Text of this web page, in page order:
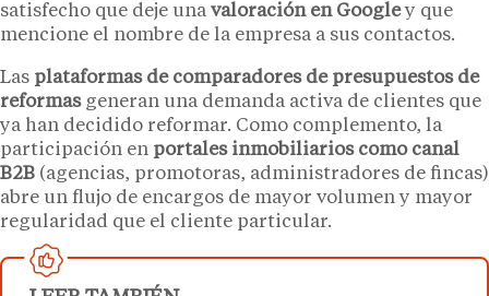
satisfecho que deje una valoración en Googley que
mencione el nombre de la empresa a sus contactos.
Las plataformas de comparadores de presupuestos de
reformasgeneran una demanda activa de clientes que
ya han decidido reformar. Como complemento, la
participación en portales inmobiliarios como canal
B2B (agencias, promotoras, administradores de fincas)
abre un flujo de encargos de mayor volumen y mayor
regularidad que el cliente particular.